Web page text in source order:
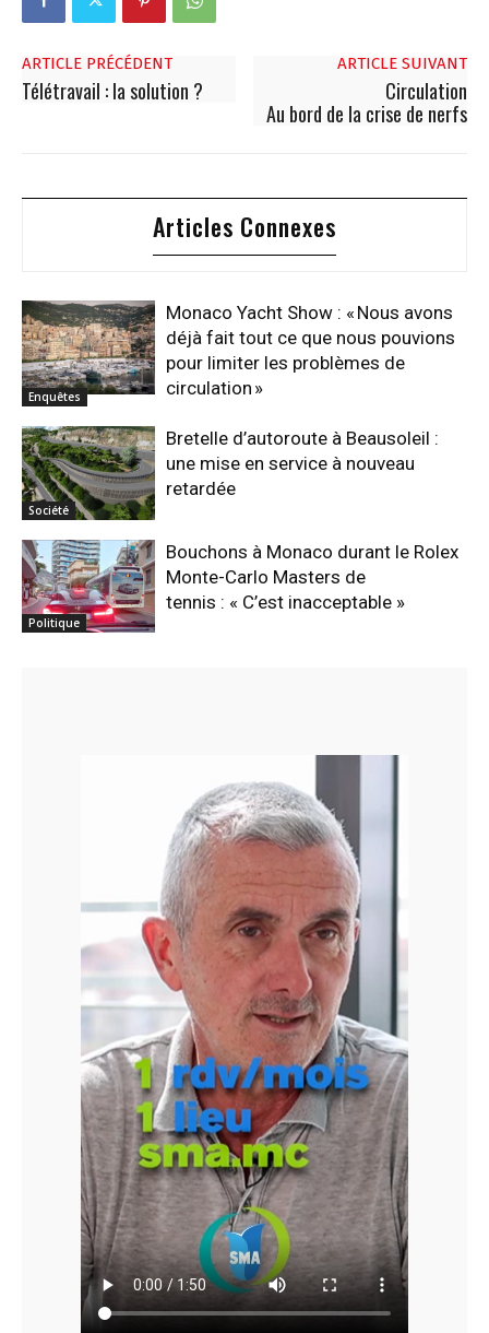
ARTICLE PRÉCÉDENT
Télétravail : la solution ?
ARTICLE SUIVANT
Circulation
Au bord de la crise de nerfs
Articles Connexes
Enquêtes
Monaco Yacht Show : « Nous avons
déjà fait tout ce que nous pouvions
pour limiter les problèmes de
circulation »
Société
Bretelle d’autoroute à Beausoleil :
une mise en service à nouveau
retardée
Politique
Bouchons à Monaco durant le Rolex
Monte-Carlo Masters de
tennis : « C’est inacceptable »